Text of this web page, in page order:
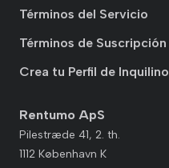
Términos del Servicio
Términos de Suscripción
Crea tu Perfil de Inquilino
Rentumo ApS
Pilestræde 41, 2. th.
1112 København K